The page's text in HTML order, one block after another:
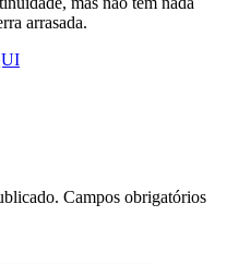
arrasada.
Campos obrigatórios